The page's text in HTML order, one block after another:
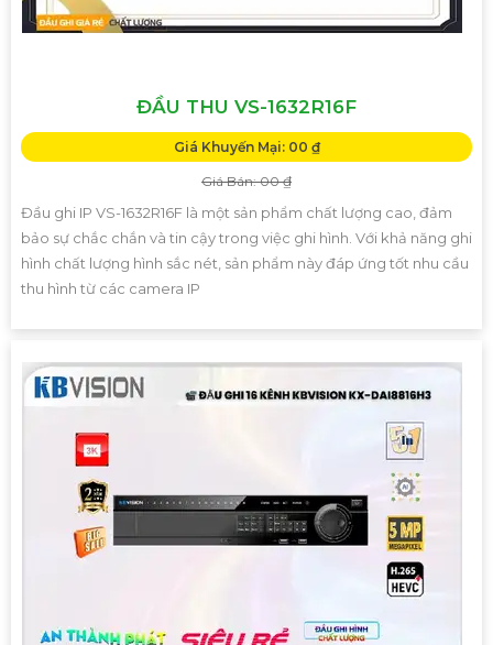
ĐẦU THU VS-1632R16F
Giá Khuyến Mại: 00 ₫
Giá Bán: 00 ₫
Đầu ghi IP VS-1632R16F là một sản phẩm chất lượng cao, đảm
bảo sự chắc chắn và tin cậy trong việc ghi hình. Với khả năng ghi
hình chất lượng hình sắc nét, sản phẩm này đáp ứng tốt nhu cầu
thu hình từ các camera IP